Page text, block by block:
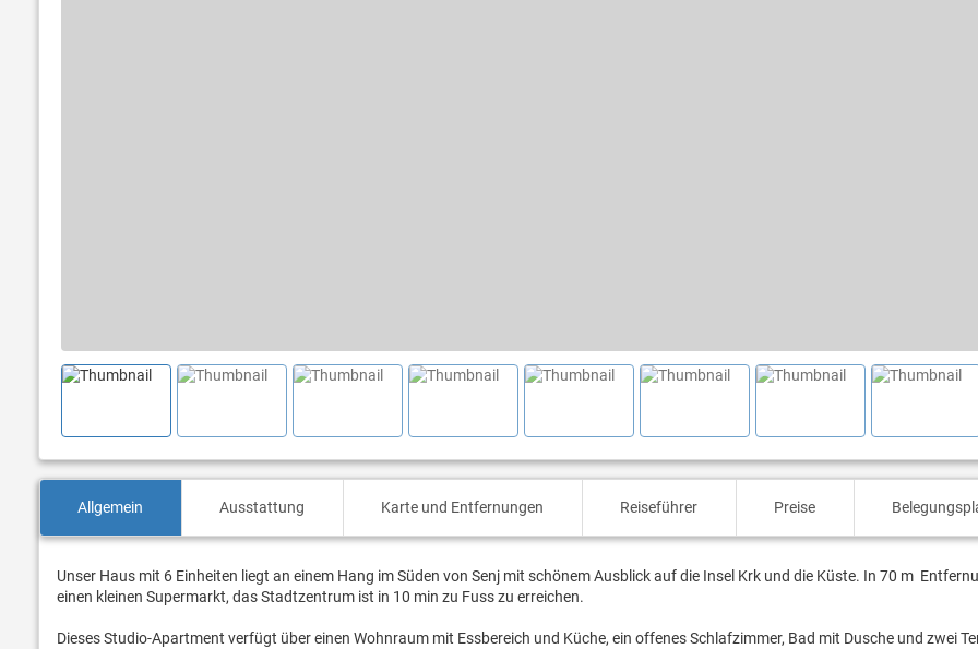
Allgemein Ausstattung Karte und Entfernungen Reiseführer Preise
Unser Haus mit 6 Einheiten liegt an einem Hang im Süden von Senj mit schönem Ausblick auf die Insel Krk und die Küste. In 70 m
einen kleinen Supermarkt, das Stadtzentrum ist in 10 min zu Fuss zu erreichen.
Dieses Studio-Apartment verfügt über einen Wohnraum mit Essbereich und Küche, ein offenes Schlafzimmer, Bad mit Dusche und zwei